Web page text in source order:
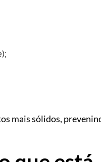
mais sólidos,